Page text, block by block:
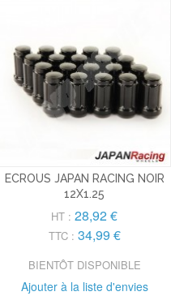
ECROUS JAPAN RACING NOIR
12X1.25
HT : 28,92 €
TTC : 34,99 €
BIENTÔT DISPONIBLE
Ajouter à la liste d'envies